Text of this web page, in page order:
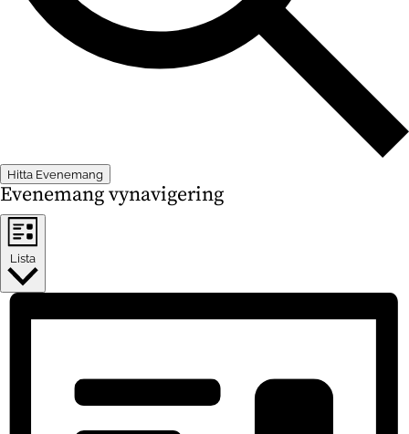
Hitta Evenemang
Evenemang vynavigering
Lista